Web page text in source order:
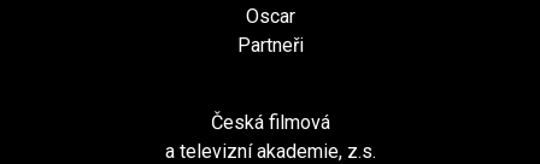
Oscar
Partneři
Česká filmová
a televizní akademie, z.s.